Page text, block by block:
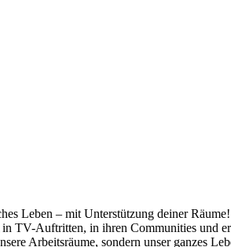
Leben – mit Unterstützung deiner
in TV-Auftritten, in ihren Communities und
Arbeitsräume, sondern unser ganzes